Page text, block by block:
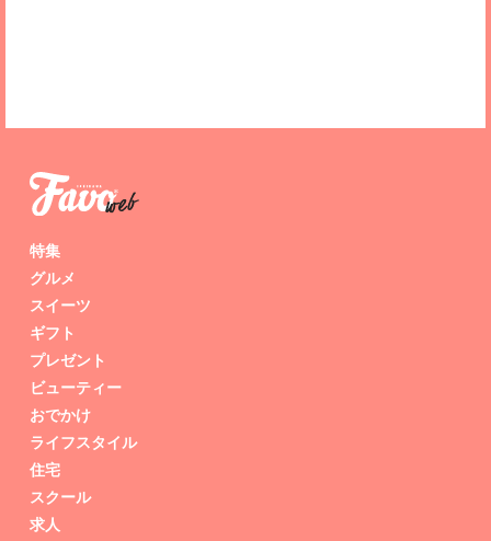
特集
グルメ
スイーツ
ギフト
プレゼント
ビューティー
おでかけ
ライフスタイル
住宅
スクール
求人